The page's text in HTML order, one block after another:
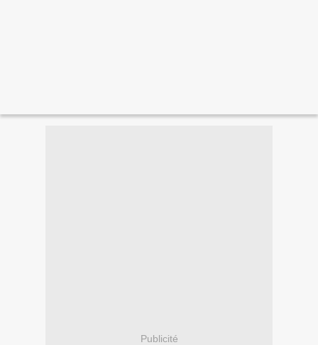
Publicité